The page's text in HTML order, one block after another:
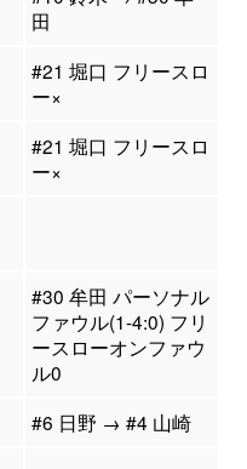
田
#21 堀口 フリースロ
ー×
#21 堀口 フリースロ
ー×
#30 牟田 パーソナル
ファウル(1-4:0) フリ
ースローオンファウ
ル0
#6 日野 → #4 山崎